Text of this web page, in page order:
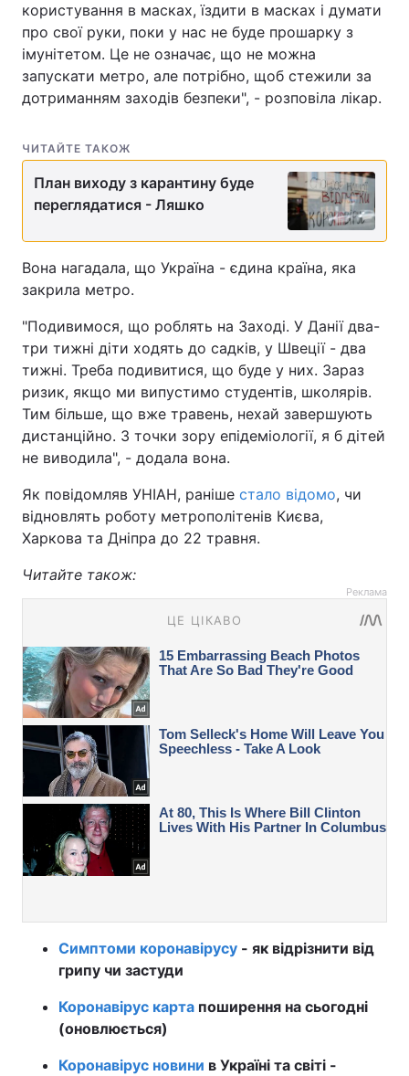
користування в масках, їздити в масках і думати
про свої руки, поки у нас не буде прошарку з
імунітетом. Це не означає, що не можна
запускати метро, ​​але потрібно, щоб стежили за
дотриманням заходів безпеки", - розповіла лікар.
ЧИТАЙТЕ ТАКОЖ
План виходу з карантину буде
переглядатися - Ляшко
Вона нагадала, що Україна - єдина країна, яка
закрила метро.
"Подивимося, що роблять на Заході. У Данії два-
три тижні діти ходять до садків, у Швеції - два
тижні. Треба подивитися, що буде у них. Зараз
ризик, якщо ми випустимо студентів, школярів.
Тим більше, що вже травень, нехай завершують
дистанційно. З точки зору епідеміології, я б дітей
не виводила", - додала вона.
Як повідомляв УНІАН, раніше стало відомо, чи
відновлять роботу метрополітенів Києва,
Харкова та Дніпра до 22 травня.
Читайте також:
Реклама
Симптоми коронавірусу - як відрізнити від
грипу чи застуди
Коронавірус карта поширення на сьогодні
(оновлюється)
Коронавірус новини в Україні та світі -